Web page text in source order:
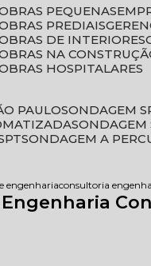
PEQUENAS
PREDIAIS
DE INTERIORES
NA
HOSPITALARES
PAULO SONDAGEM
SONDAGEM A
engenhariaconsultoria